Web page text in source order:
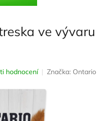
ve vývaru
hodnocení Značka: Ontario